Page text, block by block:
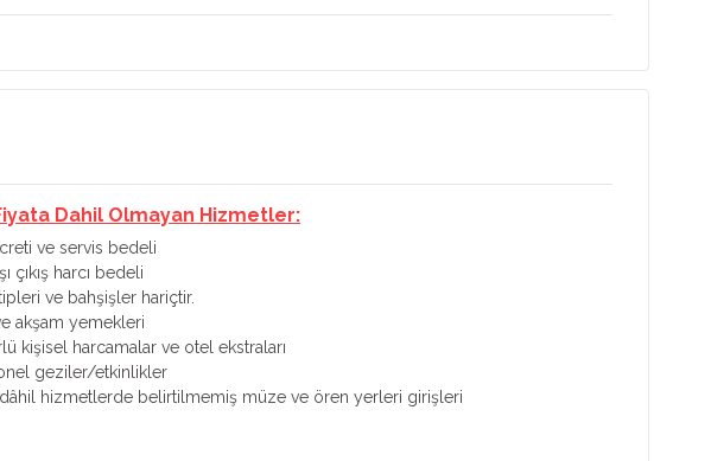
Dahil Olmayan Hizmetler:
ve servis bedeli
çıkış harcı bedeli
ve bahşişler hariçtir.
akşam yemekleri
kişisel harcamalar ve otel ekstraları
geziler/etkinlikler
dâhil hizmetlerde belirtilmemiş müze ve ören yerleri girişleri